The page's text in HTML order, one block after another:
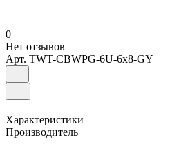
0
Нет отзывов
Арт. TWT-CBWPG-6U-6x8-GY
Характеристики
Производитель